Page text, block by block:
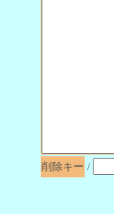
削除キー /